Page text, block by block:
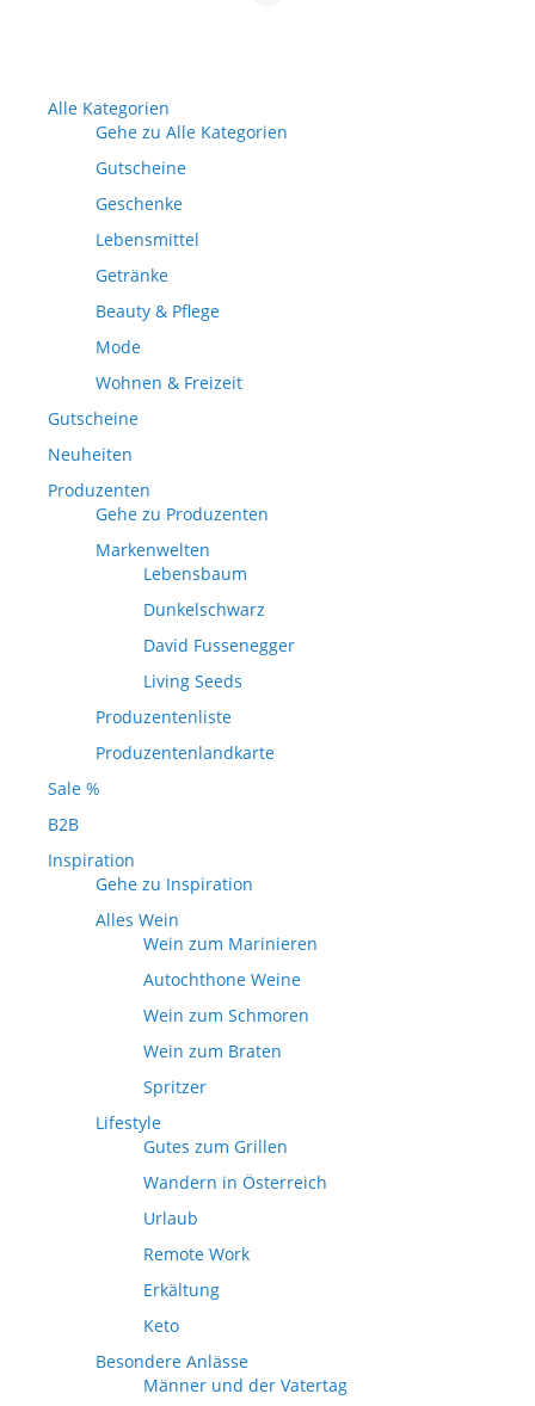
Alle Kategorien
Gehe zu Alle Kategorien
Gutscheine
Geschenke
Lebensmittel
Getränke
Beauty & Pflege
Mode
Wohnen & Freizeit
Gutscheine
Neuheiten
Produzenten
Gehe zu Produzenten
Markenwelten
Lebensbaum
Dunkelschwarz
David Fussenegger
Living Seeds
Produzentenliste
Produzentenlandkarte
Sale %
B2B
Inspiration
Gehe zu Inspiration
Alles Wein
Wein zum Marinieren
Autochthone Weine
Wein zum Schmoren
Wein zum Braten
Spritzer
Lifestyle
Gutes zum Grillen
Wandern in Österreich
Urlaub
Remote Work
Erkältung
Keto
Besondere Anlässe
Männer und der Vatertag